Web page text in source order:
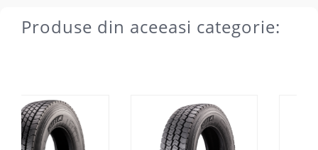
Produse din aceeasi categorie: